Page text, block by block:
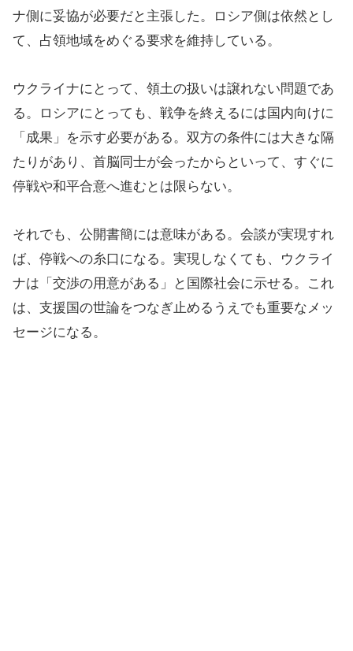
ナ側に妥協が必要だと主張した。ロシア側は依然とし
て、占領地域をめぐる要求を維持している。
ウクライナにとって、領土の扱いは譲れない問題であ
る。ロシアにとっても、戦争を終えるには国内向けに
「成果」を示す必要がある。双方の条件には大きな隔
たりがあり、首脳同士が会ったからといって、すぐに
停戦や和平合意へ進むとは限らない。
それでも、公開書簡には意味がある。会談が実現すれ
ば、停戦への糸口になる。実現しなくても、ウクライ
ナは「交渉の用意がある」と国際社会に示せる。これ
は、支援国の世論をつなぎ止めるうえでも重要なメッ
セージになる。